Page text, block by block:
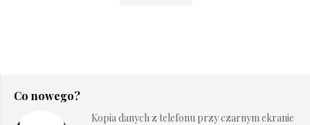
Co nowego?
Kopia danych z telefonu przy czarnym ekranie